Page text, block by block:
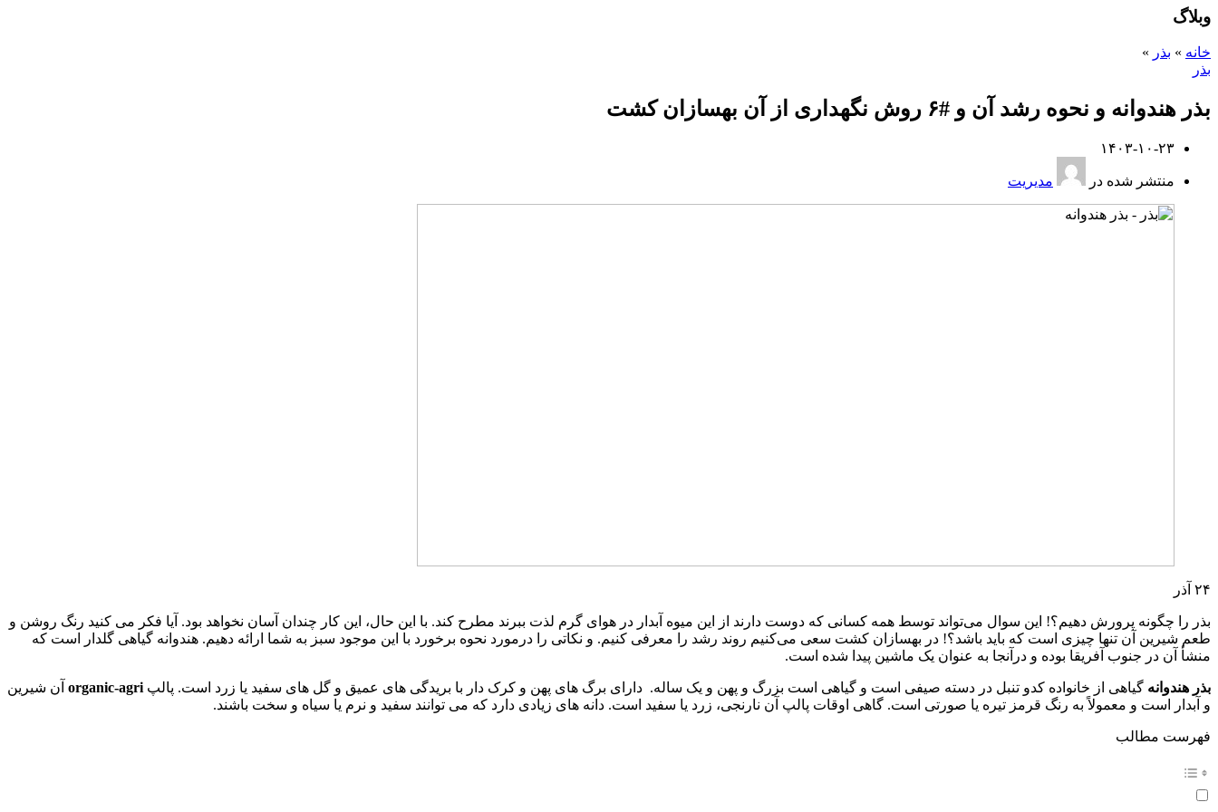
وبلاگ
خانه » بذر »
بذر
بذر هندوانه و نحوه رشد آن و #۶ روش نگهداری از آن بهسازان کشت
۱۴۰۳-۱۰-۲۳
منتشر شده در مدیریت
۲۴ آذر
بذر را چگونه پرورش دهیم؟! این سوال می‌تواند توسط همه کسانی که دوست دارند از این میوه آبدار در هوای گرم لذت ببرند مطرح کند. با این حال، این کار چندان آسان نخواهد بود. آیا فکر می کنید رنگ روشن و
طعم شیرین آن تنها چیزی است که باید باشد؟! در بهسازان کشت سعی می‌کنیم روند رشد را معرفی کنیم. و نکاتی را درمورد نحوه برخورد با این موجود سبز به شما ارائه دهیم. هندوانه گیاهی گلدار است که
منشأ آن در جنوب آفریقا بوده و درآنجا به عنوان یک ماشین پیدا شده است.
بذر هندوانه گیاهی از خانواده کدو تنبل در دسته صیفی است و گیاهی است بزرگ و پهن و یک ساله. دارای برگ های پهن و کرک دار با بریدگی های عمیق و گل های سفید یا زرد است. پالپ organic-agri آن شیرین
و آبدار است و معمولاً به رنگ قرمز تیره یا صورتی است. گاهی اوقات پالپ آن نارنجی، زرد یا سفید است. دانه های زیادی دارد که می توانند سفید و نرم یا سیاه و سخت باشند.
فهرست مطالب